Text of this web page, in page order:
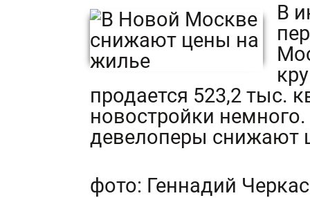
В
продается 523,2 тыс.
новостройки
девелоперы снижают
фото: Геннадий